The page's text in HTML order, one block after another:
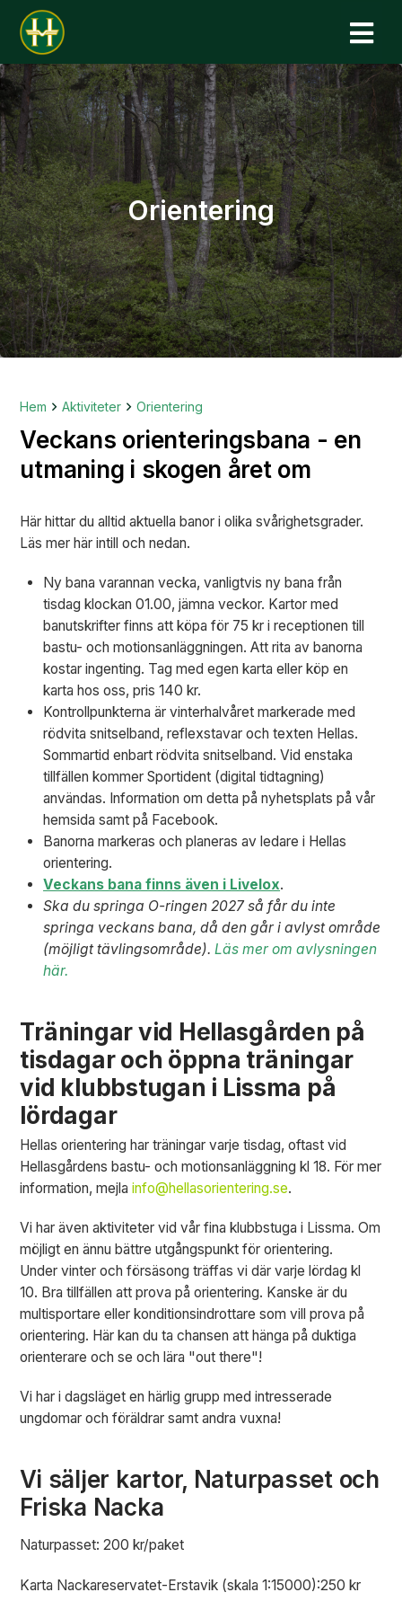
Orientering
Hem Aktiviteter Orientering
Veckans orienteringsbana - en
utmaning i skogen året om
Här hittar du alltid aktuella banor i olika svårighetsgrader.
Läs mer här intill och nedan.
Ny bana varannan vecka, vanligtvis ny bana från
tisdag klockan 01.00, jämna veckor. Kartor med
banutskrifter finns att köpa för 75 kr i receptionen till
bastu- och motionsanläggningen. Att rita av banorna
kostar ingenting. Tag med egen karta eller köp en
karta hos oss, pris 140 kr.
Kontrollpunkterna är vinterhalvåret markerade med
rödvita snitselband, reflexstavar och texten Hellas.
Sommartid enbart rödvita snitselband. Vid enstaka
tillfällen kommer Sportident (digital tidtagning)
användas. Information om detta på nyhetsplats på vår
hemsida samt på Facebook.
Banorna markeras och planeras av ledare i Hellas
orientering.
Veckans bana finns även i Livelox.
Ska du springa O-ringen 2027 så får du inte
springa veckans bana, då den går i avlyst område
(möjligt tävlingsområde).Läs mer om avlysningen
här.
Träningar vid Hellasgården på
tisdagar och öppna träningar
vid klubbstugan i Lissma på
lördagar
Hellas orientering har träningar varje tisdag, oftast vid
Hellasgårdens bastu- och motionsanläggning kl 18. För mer
information, mejlainfo@hellasorientering.se.
Vi har även aktiviteter vid vår fina klubbstuga i Lissma. Om
möjligt en ännu bättre utgångspunkt för orientering.
Under vinter och försäsong träffas vi där varje lördag kl
10. Bra tillfällen att prova på orientering. Kanske är du
multisportare eller konditionsindrottare som vill prova på
orientering. Här kan du ta chansen att hänga på duktiga
orienterare och se och lära "out there"!
Vi har i dagsläget en härlig grupp med intresserade
ungdomar och föräldrar samt andra vuxna!
Vi säljer kartor, Naturpasset och
Friska Nacka
Naturpasset: 200 kr/paket
Karta Nackareservatet-Erstavik (skala 1:15000):250 kr